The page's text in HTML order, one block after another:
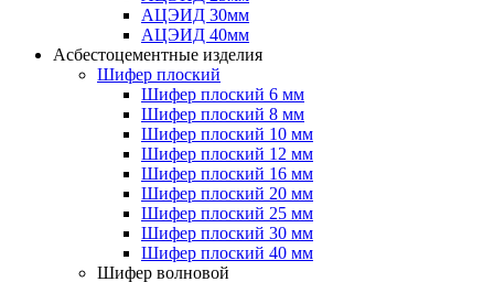
АЦЭИД 30мм
АЦЭИД 40мм
Асбестоцементные изделия
Шифер плоский
Шифер плоский 6 мм
Шифер плоский 8 мм
Шифер плоский 10 мм
Шифер плоский 12 мм
Шифер плоский 16 мм
Шифер плоский 20 мм
Шифер плоский 25 мм
Шифер плоский 30 мм
Шифер плоский 40 мм
Шифер волновой